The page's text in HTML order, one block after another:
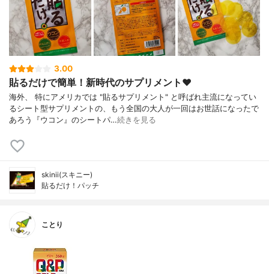
3.00
貼るだけで簡単！新時代のサプリメント♥
海外、 特にアメリカでは "貼るサプリメント" と呼ばれ主流になってい
るシート型サプリメントの、もう全国の大人が一回はお世話になったで
あろう『ウコン』のシートパ…続きを見る
skinii(スキニー)
貼るだけ！パッチ
ことり